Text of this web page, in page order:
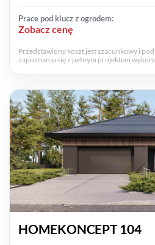
Prace pod klucz z ogrodem:
Zobacz cenę
Przedstawiony koszt jest szacunkowy i
zapoznaniu się z pełnym projektem
HOMEKONCEPT 104